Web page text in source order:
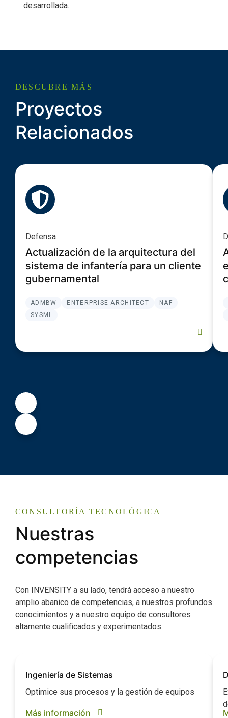
desarrollada.
DESCUBRE MÁS
Proyectos
Relacionados
Defensa
Actualización de la arquitectura del
sistema de infantería para un cliente
gubernamental
ADMBW ENTERPRISE ARCHITECT
NAF
SYSML
CONSULTORÍA TECNOLÓGICA
Nuestras
competencias
Con INVENSITY a su lado, tendrá acceso a nuestro
amplio abanico de competencias, a nuestros profundos
conocimientos y a nuestro equipo de consultores
altamente cualificados y experimentados.
Ingeniería de Sistemas
Optimice sus procesos y la gestión de equipos
Más información